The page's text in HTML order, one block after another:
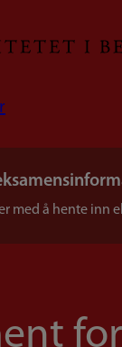
med å hente inn